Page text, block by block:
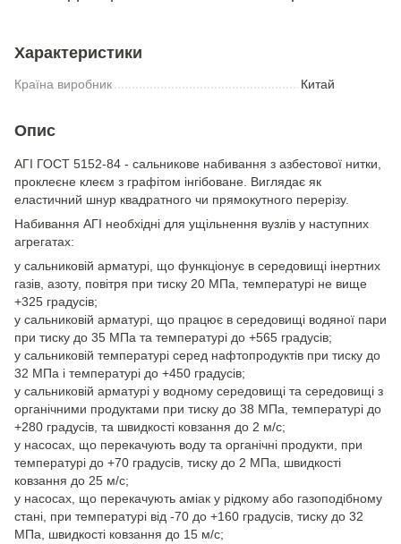
Характеристики
Країна виробник Китай
Опис
АГІ ГОСТ 5152-84 - сальникове набивання з азбестової нитки,
проклеєне клеєм з графітом інгібоване. Виглядає як
еластичний шнур квадратного чи прямокутного перерізу.
Набивання АГІ необхідні для ущільнення вузлів у наступних
агрегатах:
у сальниковій арматурі, що функціонує в середовищі інертних
газів, азоту, повітря при тиску 20 МПа, температурі не вище
+325 градусів;
у сальниковій арматурі, що працює в середовищі водяної пари
при тиску до 35 МПа та температурі до +565 градусів;
у сальниковій температурі серед нафтопродуктів при тиску до
32 МПа і температурі до +450 градусів;
у сальниковій арматурі у водному середовищі та середовищі з
органічними продуктами при тиску до 38 МПа, температурі до
+280 градусів, та швидкості ковзання до 2 м/с;
у насосах, що перекачують воду та органічні продукти, при
температурі до +70 градусів, тиску до 2 МПа, швидкості
ковзання до 25 м/с;
у насосах, що перекачують аміак у рідкому або газоподібному
стані, при температурі від -70 до +160 градусів, тиску до 32
МПа, швидкості ковзання до 15 м/с;